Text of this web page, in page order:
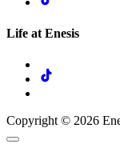
Life at Enesis
Copyright © 2026